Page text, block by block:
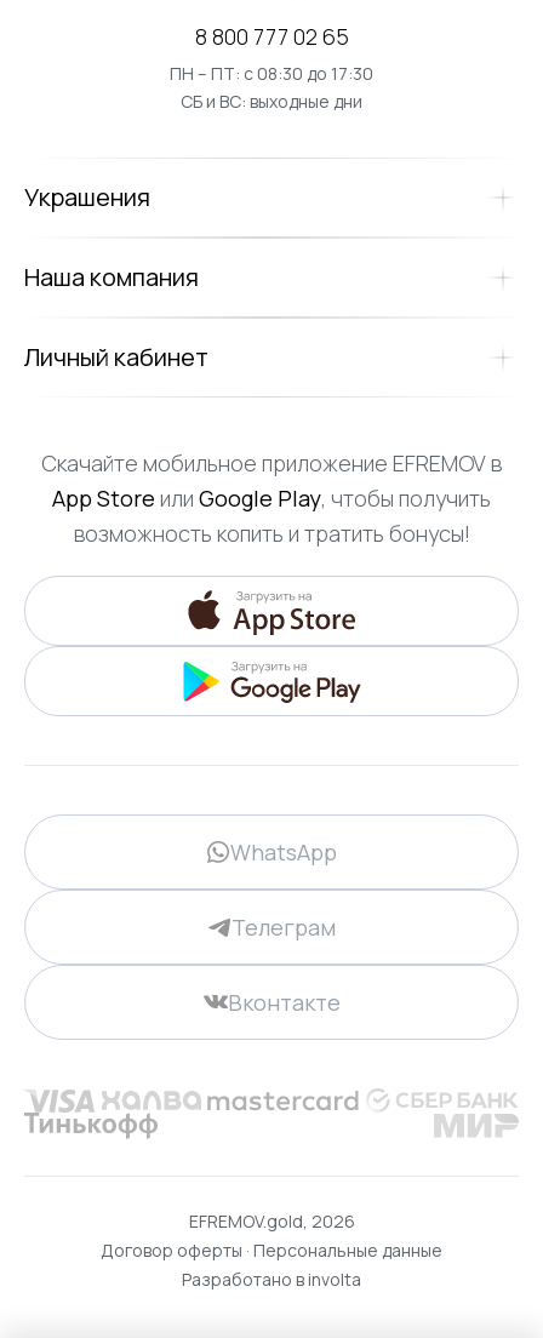
8 800 777 02 65
ПН – ПТ: с 08:30 до 17:30
СБ и ВС: выходные дни
Украшения
Наша компания
Личный кабинет
Скачайте мобильное приложение EFREMOV в
App Store или Google Play, чтобы получить
возможность копить и тратить бонусы!
WhatsApp
Телеграм
Вконтакте
EFREMOV.gold, 2026
Договор оферты · Персональные данные
Разработано в involta